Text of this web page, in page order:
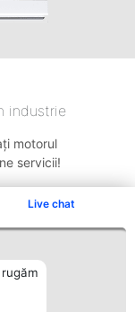
Live chat
industrie
motorul
servicii!